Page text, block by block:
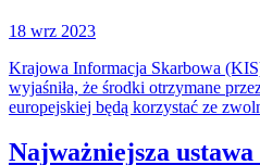
18 wrz 2023
Krajowa Informacja Skarbowa
wyjaśniła, że środki otrzymane
europejskiej będą korzystać ze
Najważniejsza